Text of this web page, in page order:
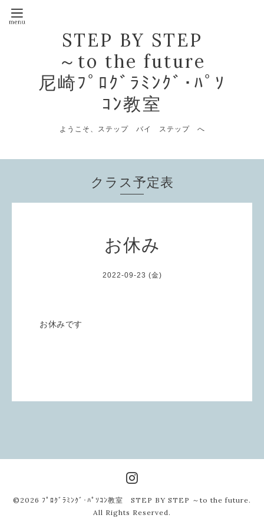
STEP BY STEP
～to the future
尼崎ﾌﾟﾛｸﾞﾗﾐﾝｸﾞ･ﾊﾟｿ
ｺﾝ教室
ようこそ、ステップ バイ ステップ へ
クラス予定表
お休み
2022-09-23 (金)
お休みです
©2026 ﾌﾟﾛｸﾞﾗﾐﾝｸﾞ･ﾊﾟｿｺﾝ教室 STEP BY STEP ～to the future.
All Rights Reserved.